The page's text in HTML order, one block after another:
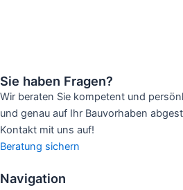
Sie haben Fragen?
Wir beraten Sie kompetent und
und genau auf Ihr Bauvorhaben
Kontakt mit uns auf!
Beratung sichern
Navigation